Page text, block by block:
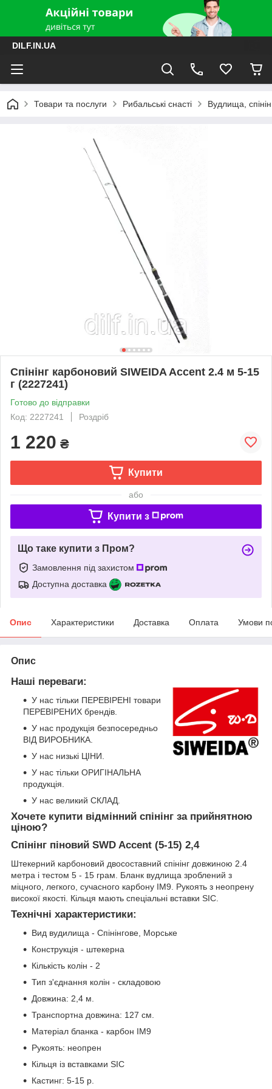
DILF.IN.UA
Товари та послуги Рибальські снасті Вудлища,
Спінінг карбоновий SIWEIDA Accent 2.4 м 5-15
г (2227241)
Готово до відправки
Код: 2227241
Роздріб
1 220 ₴
Купити
або
Купити з
Що таке купити з Пром?
Замовлення під захистом
Доступна доставка
Опис Характеристики Доставка Оплата Умови
Опис
Наші переваги:
У нас тільки ПЕРЕВІРЕНІ товари
ПЕРЕВІРЕНИХ брендів.
У нас продукція безпосередньо
ВІД ВИРОБНИКА.
У нас низькі ЦІНИ.
У нас тільки ОРИГІНАЛЬНА
продукція.
У нас великий СКЛАД.
Хочете купити відмінний спінінг за прийнятною
ціною?
Спінінг піновий SWD Accent (5-15) 2,4
Штекерний карбоновий двосоставний спінінг довжиною 2.4
метра і тестом 5 - 15 грам. Бланк вудлища зроблений з
міцного, легкого, сучасного карбону IM9. Рукоять з неопрену
високої якості. Кільця мають спеціальні вставки SIC.
Технічні характеристики:
Вид вудилища - Спінінгове, Морське
Конструкція - штекерна
Кількість колін - 2
Тип з'єднання колін - складовою
Довжина: 2,4 м.
Транспортна довжина: 127 см.
Матеріал бланка - карбон IM9
Рукоять: неопрен
Кільця із вставками SIC
Кастинг: 5-15 р.